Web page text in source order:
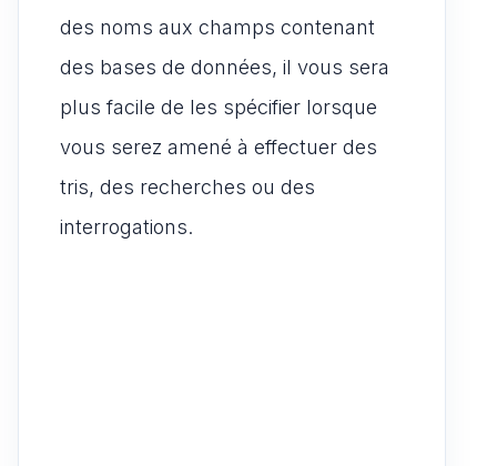
des noms aux champs contenant
des bases de données, il vous sera
plus facile de les spécifier lorsque
vous serez amené à effectuer des
tris, des recherches ou des
interrogations.